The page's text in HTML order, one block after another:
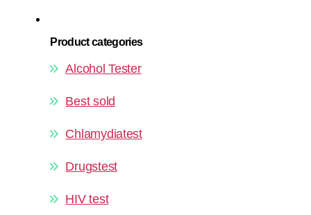
Product categories
Alcohol Tester
Best sold
Chlamydiatest
Drugstest
HIV test